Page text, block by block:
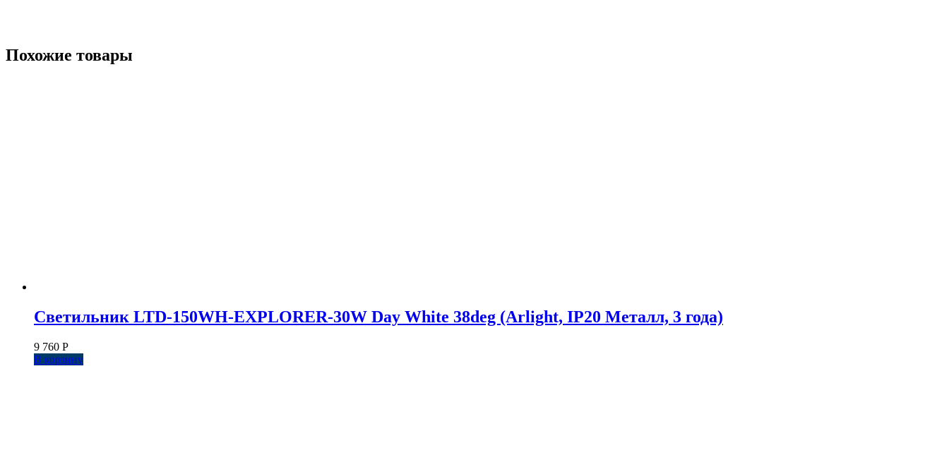
Похожие товары
Светильник LTD-150WH-EXPLORER-30W Day White 38deg (Arlight, IP20 Металл, 3 года)
9 760 Р
В корзину